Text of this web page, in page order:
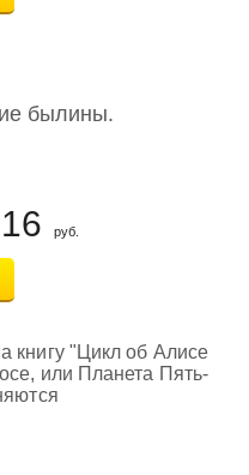
былины.
руб.
книгу "Цикл об Алисе
или Планета Пять-